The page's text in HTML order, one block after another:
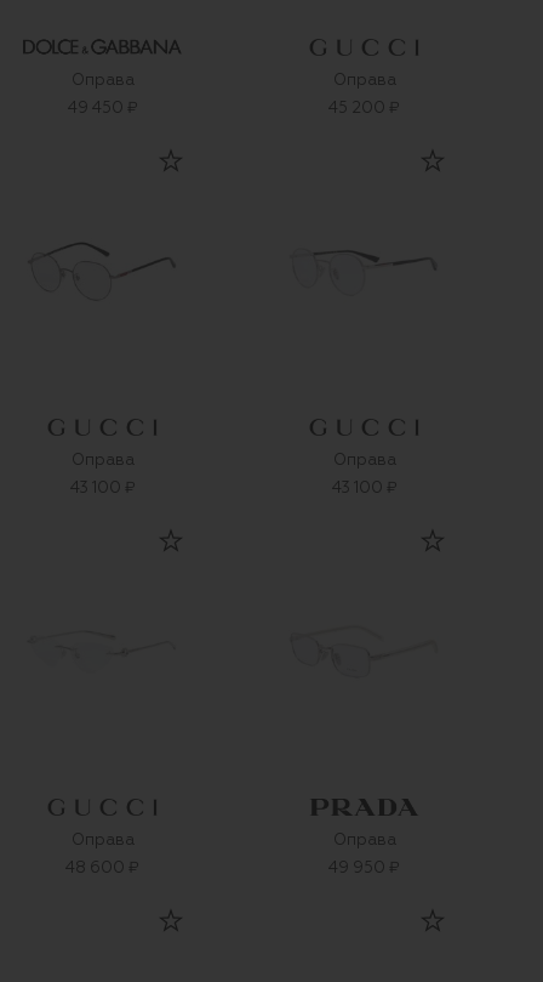
Оправа
49 450 ₽
Оправа
45 200 ₽
Оправа
43 100 ₽
Оправа
43 100 ₽
Оправа
48 600 ₽
Оправа
49 950 ₽